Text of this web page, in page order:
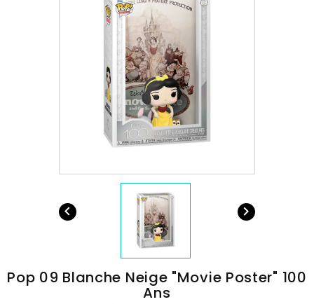
 
Pop 09 Blanche Neige "Movie Poster" 100
Ans